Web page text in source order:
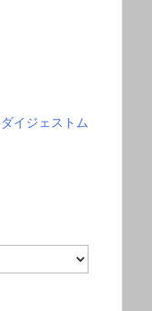
イジェストム